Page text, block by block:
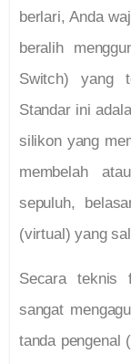
berlari, Anda
beralih
Switch) yang
Standar ini
silikon yang
membelah
sepuluh,
(virtual) yang
Secara teknis
sangat
tanda pengenal